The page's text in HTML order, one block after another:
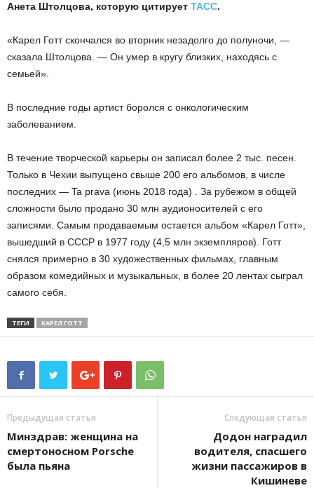
Анета Штолцова, которую цитирует ТАСС.
«Карел Готт скончался во вторник незадолго до полуночи, —
сказала Штолцова. — Он умер в кругу близких, находясь с
семьей».
В последние годы артист боролся с онкологическим
заболеванием.
В течение творческой карьеры он записал более 2 тыс. песен.
Только в Чехии выпущено свыше 200 его альбомов, в числе
последних — Ta pravа (июнь 2018 года) . За рубежом в общей
сложности было продано 30 млн аудионосителей с его
записями. Самым продаваемым остается альбом «Карел Готт»,
вышедший в СССР в 1977 году (4,5 млн экземпляров). Готт
снялся примерно в 30 художественных фильмах, главным
образом комедийных и музыкальных, в более 20 лентах сыграл
самого себя.
ТЕГИ КАРЕЛ ГОТТ
Предыдущая статья
Минздрав: женщина на
смертоносном Porsche
была пьяна
Следующая статья
Додон наградил
водителя, спасшего
жизни пассажиров в
Кишиневе